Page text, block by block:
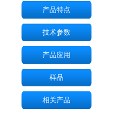
产品特点
技术参数
产品应用
样品
相关产品